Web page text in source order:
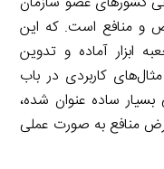
و منافع است. که این
ابزار آماده و تدوین
کاربردی در باب
ساده عنوان شده،
منافع به صورت عملی